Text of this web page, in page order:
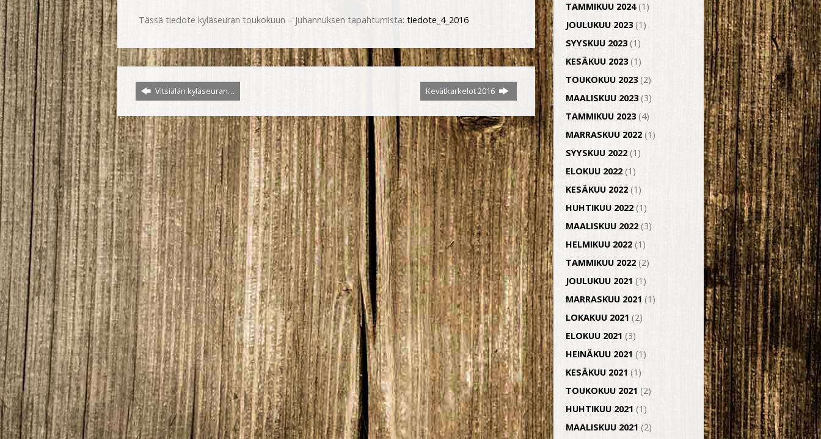
Tässä tiedote kyläseuran toukokuun – juhannuksen tapahtumista: tiedote_4_2016
Vitsiälän kyläseuran… Kevätkarkelot 2016
TAMMIKUU 2024(1)
JOULUKUU 2023(1)
SYYSKUU 2023(1)
KESÄKUU 2023(1)
TOUKOKUU 2023(2)
MAALISKUU 2023(3)
TAMMIKUU 2023(4)
MARRASKUU 2022 (1)
SYYSKUU 2022 (1)
ELOKUU 2022 (1)
KESÄKUU 2022 (1)
HUHTIKUU 2022 (1)
MAALISKUU 2022 (3)
HELMIKUU 2022 (1)
TAMMIKUU 2022 (2)
JOULUKUU 2021 (1)
MARRASKUU 2021 (1)
LOKAKUU 2021 (2)
ELOKUU 2021 (3)
HEINÄKUU 2021 (1)
KESÄKUU 2021 (1)
TOUKOKUU 2021 (2)
HUHTIKUU 2021 (1)
MAALISKUU 2021 (2)